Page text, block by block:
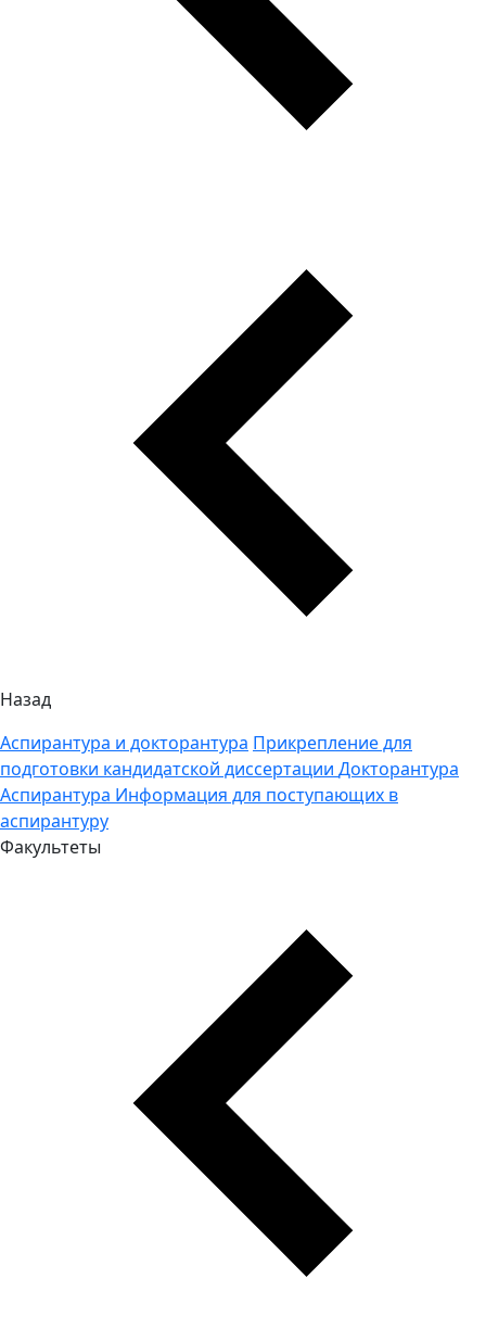
Назад
Аспирантура и докторантура Прикрепление для
подготовки кандидатской диссертации Докторантура
Аспирантура Информация для поступающих в
аспирантуру
Факультеты